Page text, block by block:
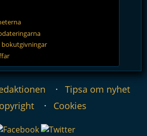
bokutgivningar
Tipsa om nyhet
Cookies